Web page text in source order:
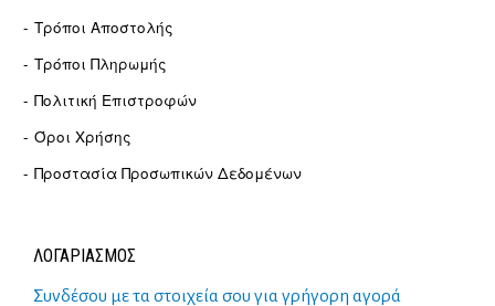
Τρόποι Αποστολής
Τρόποι Πληρωμής
Πολιτική Επιστροφών
Όροι Χρήσης
Προστασία Προσωπικών Δεδομένων
ΛΟΓΑΡΙΑΣΜΟΣ
Συνδέσου με τα στοιχεία σου για γρήγορη αγορά